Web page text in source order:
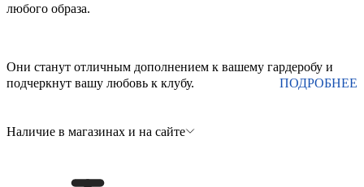
любого образа.
Они станут отличным дополнением к вашему гардеробу и
подчеркнут вашу любовь к клубу.
ПОДРОБНЕЕ
Наличие в магазинах и на сайте